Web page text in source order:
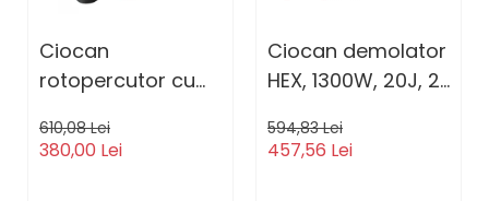
Ciocan
rotopercutor cu
Brushless , 20 V , 5
610,08 Lei
380,00 Lei
Ciocan demolator
HEX, 1300W, 20J, 2
in cutie de
594,83 Lei
457,56 Lei